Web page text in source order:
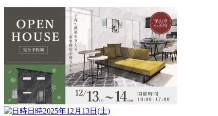
日時2025年12月13日(土)